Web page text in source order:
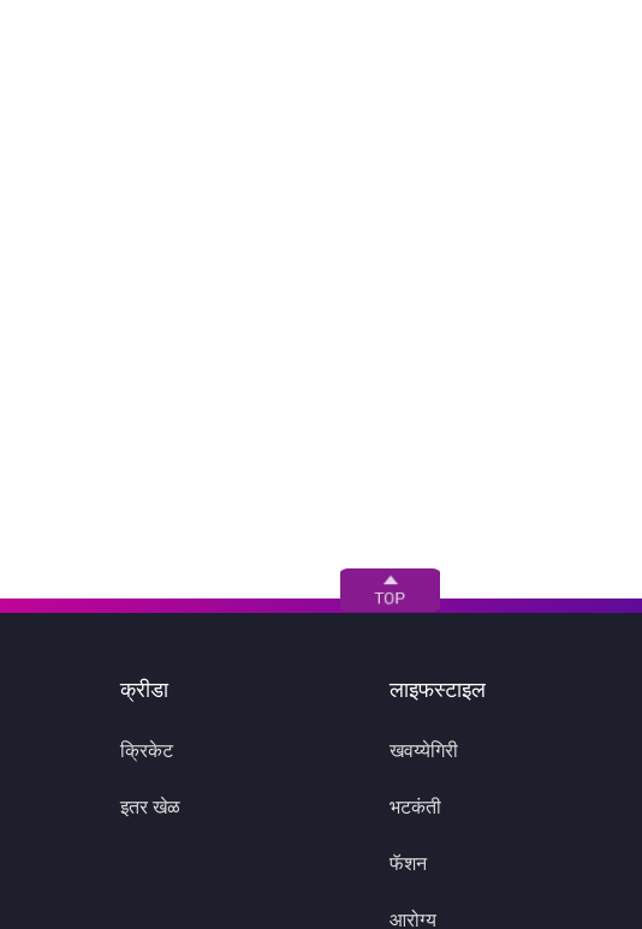
क्रीडा
क्रिकेट
इतर खेळ
लाइफस्टाइल
खवय्येगिरी
भटकंती
फॅशन
आरोग्य